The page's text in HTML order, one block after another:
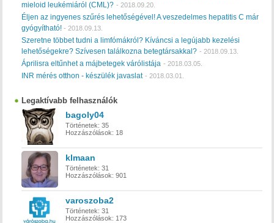
mieloid leukémiáról (CML)? - 2018.09.20.
Éljen az ingyenes szűrés lehetőségével! A veszedelmes hepatitis C már
gyógyítható!- 2018.09.13.
Szeretne többet tudni a limfómákról? Kíváncsi a legújabb kezelési
lehetőségekre? Szívesen találkozna betegtársakkal? - 2018.09.13.
Áprilisra eltűnhet a májbetegek várólistája - 2018.03.05.
INR mérés otthon - készülék javaslat - 2018.03.01.
Legaktívabb felhasználók
bagoly04
Történetek: 35
Hozzászólások: 18
klmaan
Történetek: 31
Hozzászólások: 901
varoszoba2
Történetek: 31
Hozzászólások: 173